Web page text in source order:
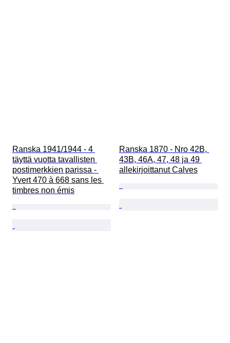
Ranska 1941/1944 - 4
täyttä vuotta tavallisten
postimerkkien parissa -
Yvert 470 à 668 sans les
timbres non émis
Ranska 1870 - Nro 42B,
43B, 46A, 47, 48 ja 49
allekirjoittanut Calves